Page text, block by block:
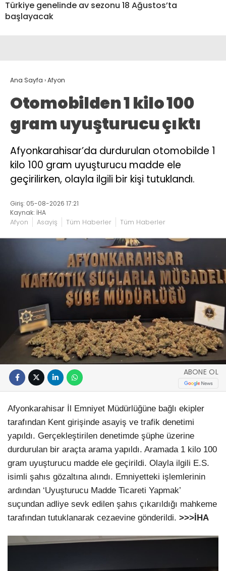
Türkiye genelinde av sezonu 18 Ağustos’ta
başlayacak
Ana Sayfa ›Afyon
Otomobilden 1 kilo 100
gram uyuşturucu çıktı
Afyonkarahisar’da durdurulan otomobilde 1
kilo 100 gram uyuşturucu madde ele
geçirilirken, olayla ilgili bir kişi tutuklandı.
Giriş: 05-08-2026 17:21
Kaynak: İHA
Afyon Asayiş Tüm Haberler Tüm Haberler
ABONE OL
Afyonkarahisar İl Emniyet Müdürlüğüne bağlı ekipler
tarafından Kent girişinde asayiş ve trafik denetimi
yapıldı. Gerçekleştirilen denetimde şüphe üzerine
durdurulan bir araçta arama yapıldı. Aramada 1 kilo 100
gram uyuşturucu madde ele geçirildi. Olayla ilgili E.S.
isimli şahıs gözaltına alındı. Emniyetteki işlemlerinin
ardından ‘Uyuşturucu Madde Ticareti Yapmak’
suçundan adliye sevk edilen şahıs çıkarıldığı mahkeme
tarafından tutuklanarak cezaevine gönderildi. >>>İHA